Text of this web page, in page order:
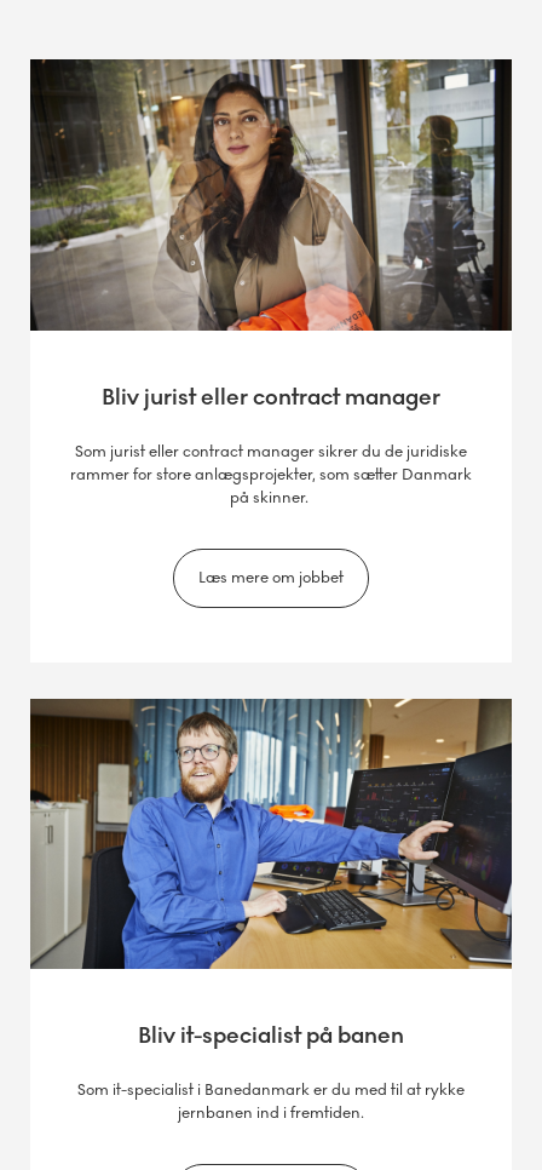
Bliv jurist eller contract manager
Som jurist eller contract manager sikrer du de juridiske
rammer for store anlægsprojekter, som sætter Danmark
på skinner.
Læs mere om jobbet
Bliv it-specialist på banen
Som it-specialist i Banedanmark er du med til at rykke
jernbanen ind i fremtiden.